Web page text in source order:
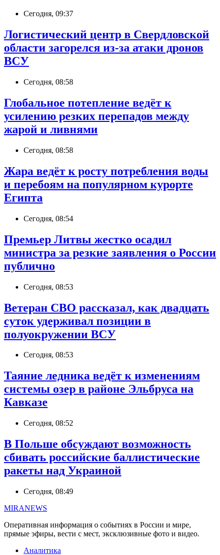
Сегодня, 09:37
Логистический центр в Свердловской
области загорелся из-за атаки дронов
ВСУ
Сегодня, 08:58
Глобальное потепление ведёт к
усилению резких перепадов между
жарой и ливнями
Сегодня, 08:58
Жара ведёт к росту потребления воды
и перебоям на популярном курорте
Египта
Сегодня, 08:54
Премьер Литвы жестко осадил
министра за резкие заявления о России
публично
Сегодня, 08:53
Ветеран СВО рассказал, как двадцать
суток удерживал позиции в
полуокружении ВСУ
Сегодня, 08:53
Таяние ледника ведёт к изменениям
системы озер в районе Эльбруса на
Кавказе
Сегодня, 08:52
В Польше обсуждают возможность
сбивать российские баллистические
ракеты над Украиной
Сегодня, 08:49
MIRANEWS
Оперативная информация о событиях в России и мире,
прямые эфиры, вести с мест, эксклюзивные фото и видео.
Аналитика